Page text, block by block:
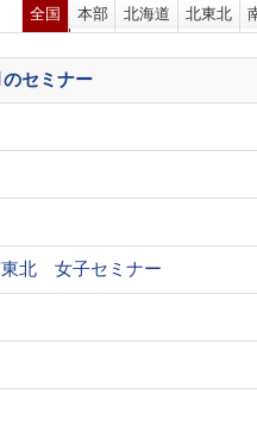
全国 本部 北海道 北東北
のセミナー
北 女子セミナー